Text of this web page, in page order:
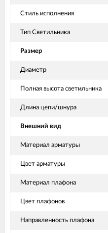
Стиль исполнения
Тип Светильника
Размер
Диаметр
Полная высота светильника
Длина цепи/шнура
Внешний вид
Материал арматуры
Цвет арматуры
Материал плафона
Цвет плафонов
Направленность плафона